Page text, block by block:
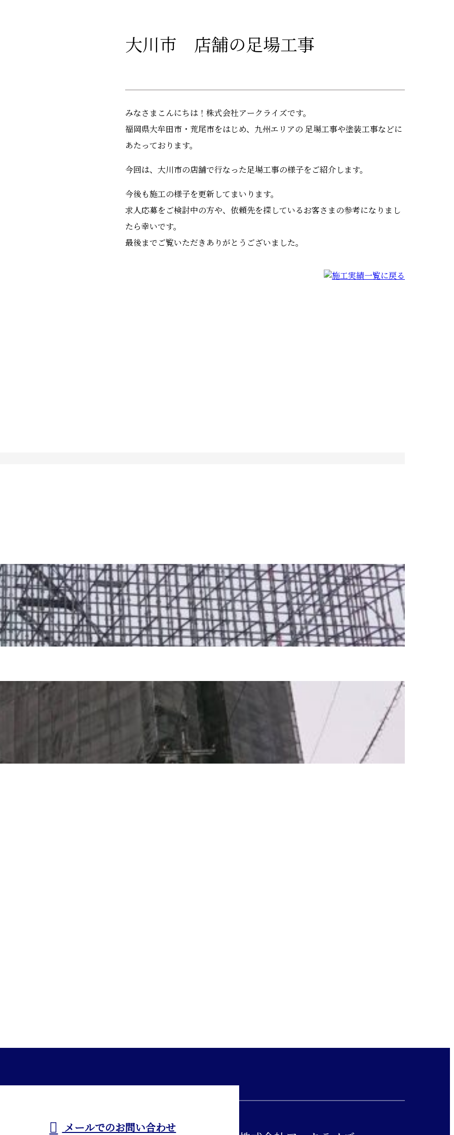
大川市 店舗の足場工事
みなさまこんにちは！株式会社アークライズです。
福岡県大牟田市・荒尾市をはじめ、九州エリアの 足場工事や塗装工事などに
あたっております。
今回は、大川市の店舗で行なった足場工事の様子をご紹介します。
今後も施工の様子を更新してまいります。
求人応募をご検討中の方や、依頼先を探しているお客さまの参考になりまし
たら幸いです。
最後までご覧いただきありがとうございました。
メールでのお問い合わせ